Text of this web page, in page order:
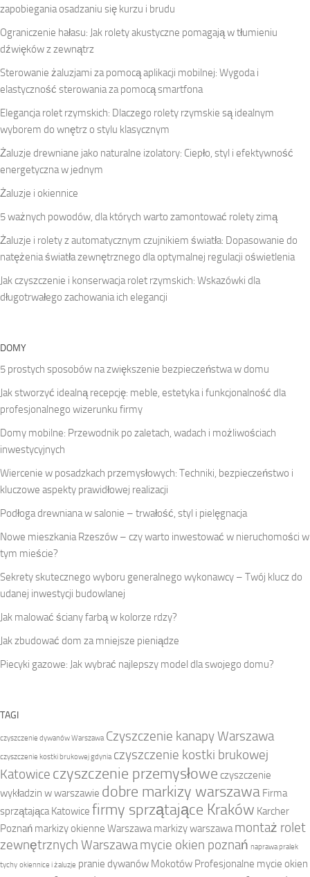
zapobiegania osadzaniu się kurzu i brudu
Ograniczenie hałasu: Jak rolety akustyczne pomagają w tłumieniu
dźwięków z zewnątrz
Sterowanie żaluzjami za pomocą aplikacji mobilnej: Wygoda i
elastyczność sterowania za pomocą smartfona
Elegancja rolet rzymskich: Dlaczego rolety rzymskie są idealnym
wyborem do wnętrz o stylu klasycznym
Żaluzje drewniane jako naturalne izolatory: Ciepło, styl i efektywność
energetyczna w jednym
Żaluzje i okiennice
5 ważnych powodów, dla których warto zamontować rolety zimą
Żaluzje i rolety z automatycznym czujnikiem światła: Dopasowanie do
natężenia światła zewnętrznego dla optymalnej regulacji oświetlenia
Jak czyszczenie i konserwacja rolet rzymskich: Wskazówki dla
długotrwałego zachowania ich elegancji
DOMY
5 prostych sposobów na zwiększenie bezpieczeństwa w domu
Jak stworzyć idealną recepcję: meble, estetyka i funkcjonalność dla
profesjonalnego wizerunku firmy
Domy mobilne: Przewodnik po zaletach, wadach i możliwościach
inwestycyjnych
Wiercenie w posadzkach przemysłowych: Techniki, bezpieczeństwo i
kluczowe aspekty prawidłowej realizacji
Podłoga drewniana w salonie – trwałość, styl i pielęgnacja
Nowe mieszkania Rzeszów – czy warto inwestować w nieruchomości w
tym mieście?
Sekrety skutecznego wyboru generalnego wykonawcy – Twój klucz do
udanej inwestycji budowlanej
Jak malować ściany farbą w kolorze rdzy?
Jak zbudować dom za mniejsze pieniądze
Piecyki gazowe: Jak wybrać najlepszy model dla swojego domu?
TAGI
czyszczenie dywanów Warszawa Czyszczenie kanapy Warszawa
czyszczenie kostki brukowej gdynia czyszczenie kostki brukowej
Katowice czyszczenie przemysłowe czyszczenie
wykładzin w warszawie dobre markizy warszawa Firma
sprzątająca Katowice firmy sprzątające Kraków Karcher
Poznań markizy okienne Warszawa markizy warszawa montaż rolet
zewnętrznych Warszawamycie okien poznań naprawa pralek
tychy okiennice i żaluzje pranie dywanów Mokotów Profesjonalne mycie okien